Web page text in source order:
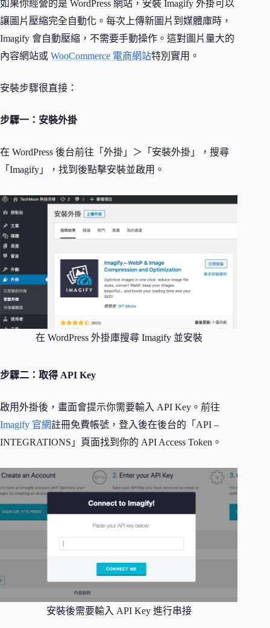
如果你經營的是 WordPress 網站，安裝 Imagify 外掛可以
讓圖片壓縮完全自動化。每次上傳新圖片到媒體庫時，
Imagify 會自動壓縮，不需要手動操作。這對圖片量大的
內容網站或 WooCommerce 電商網站特別實用。
安裝步驟很直接：
步驟一：安裝外掛
在 WordPress 後台前往「外掛」＞「安裝外掛」，搜尋
「Imagify」，找到後點擊安裝並啟用。
在 WordPress 外掛庫搜尋 Imagify 並安裝
步驟二：取得 API Key
啟用外掛後，畫面會提示你需要輸入 API Key。前往
Imagify 官網註冊免費帳號，登入後在後台的「API –
INTEGRATIONS」頁面找到你的 API Access Token。
安裝後需要輸入 API Key 進行串接